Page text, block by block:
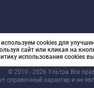
© 2010 - 2026 Ультра Все
справочный характер и не
cookies для
сайт или кликая на
использования cookies